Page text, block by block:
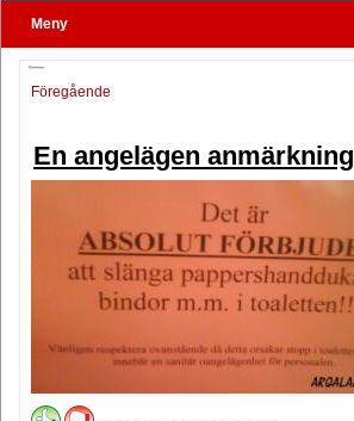
Meny
Föregående
En angelägen anmärkning